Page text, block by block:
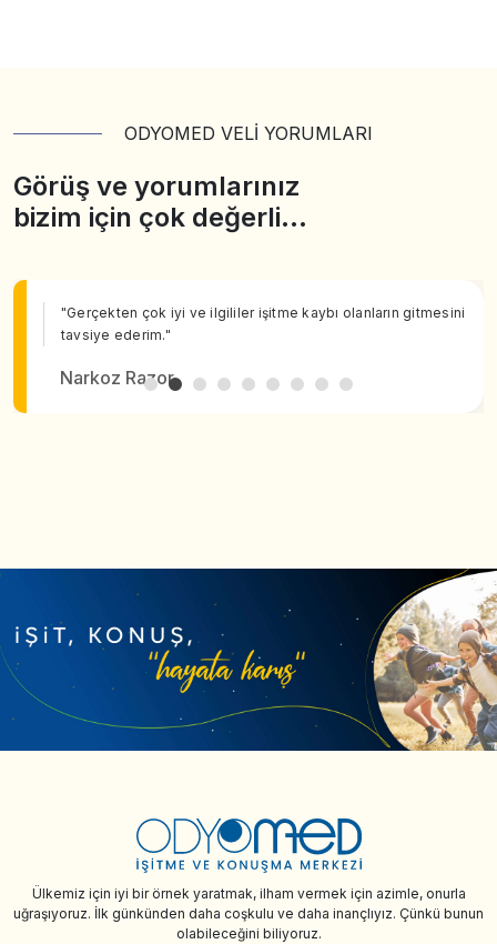
ODYOMED VELİ YORUMLARI
Görüş ve yorumlarınız
bizim için çok değerli…
"Gerçekten çok iyi ve ilgililer işitme kaybı olanların gitmesini
tavsiye ederim."
Narkoz Razor
Ülkemiz için iyi bir örnek yaratmak, ilham vermek için azimle, onurla
uğraşıyoruz. İlk günkünden daha coşkulu ve daha inançlıyız. Çünkü bunun
olabileceğini biliyoruz.